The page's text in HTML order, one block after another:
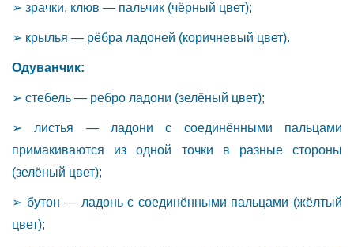
➢ зрачки, клюв — пальчик (чёрный цвет);
➢ крылья — рёбра ладоней (коричневый цвет).
Одуванчик:
➢ стебель — ребро ладони (зелёный цвет);
➢ листья — ладони с соединёнными пальцами
примакиваются из одной точки в разные стороны
(зелёный цвет);
➢ бутон — ладонь с соединёнными пальцами (жёлтый
цвет);